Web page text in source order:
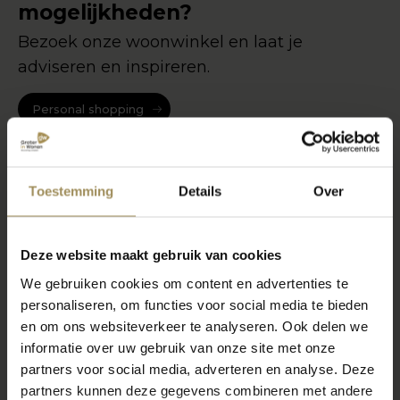
Toestemming Details Over
Deze website maakt gebruik van cookies
We gebruiken cookies om content en advertenties te
personaliseren, om functies voor social media te bieden
en om ons websiteverkeer te analyseren. Ook delen we
informatie over uw gebruik van onze site met onze
partners voor social media, adverteren en analyse. Deze
partners kunnen deze gegevens combineren met andere
mogelijkheden?
Bezoek onze woonwinkel en laat je
adviseren en inspireren.
Personal shopping